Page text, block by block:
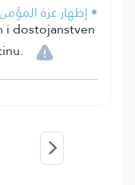
• إظهار عزة
i dostojanstven